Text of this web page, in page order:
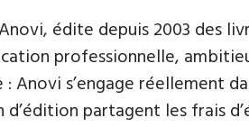
édite depuis 2003 des
professionnelle,
Anovi s’engage réellement
d’édition partagent les frais